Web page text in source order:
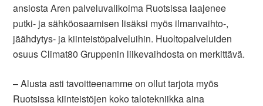
ansiosta Aren palveluvalikoima Ruotsissa laajenee
putki- ja sähköosaamisen lisäksi myös ilmanvaihto-,
jäähdytys- ja kiinteistöpalveluihin. Huoltopalveluiden
osuus Climat80 Gruppenin liikevaihdosta on merkittävä.
– Alusta asti tavoitteenamme on ollut tarjota myös
Ruotsissa kiinteistöjen koko talotekniikka aina